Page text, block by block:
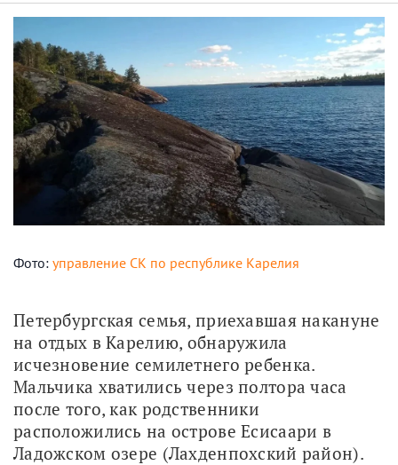
Фото: управление СК по республике Карелия
Петербургская семья, приехавшая накануне
на отдых в Карелию, обнаружила
исчезновение семилетнего ребенка.
Мальчика хватились через полтора часа
после того, как родственники
расположились на острове Есисаари в
Ладожском озере (Лахденпохский район).